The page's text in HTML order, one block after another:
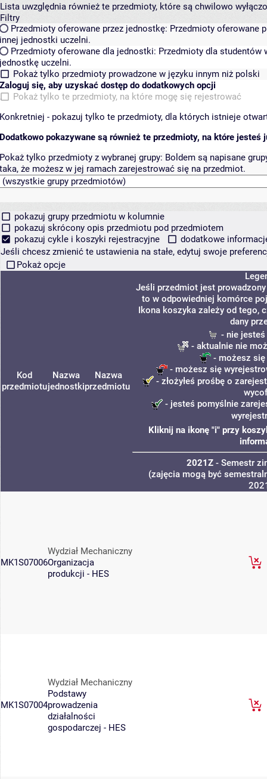
Lista uwzględnia również te przedmioty, które są chwilowo
Filtry
Przedmioty oferowane przez jednostkę: Przedmioty oferowane
innej jednostki uczelni.
Przedmioty oferowane dla jednostki: Przedmioty dla studentów
jednostkę uczelni.
Pokaż tylko przedmioty prowadzone w języku innym niż polski
Zaloguj się, aby uzyskać dostęp do dodatkowych opcji
Pokaż tylko te przedmioty, na które mogę się rejestrować
Konkretniej - pokazuj tylko te przedmioty, dla których istnieje
Dodatkowo pokazywane są również te przedmioty, na które jesteś
Pokaż tylko przedmioty z wybranej grupy: Boldem są napisane
taka, że możesz w jej ramach zarejestrować się na przedmiot.
pokazuj grupy przedmiotu w kolumnie
pokazuj skrócony opis przedmiotu pod przedmiotem
pokazuj cykle i koszyki rejestracyjne
dodatkowe
Jeśli chcesz zmienić te ustawienia na stałe, edytuj swoje
Pokaż opcje
Kod
przedmiotu
Nazwa
jednostki
Nazwa
przedmiotu
Jeśli przedmiot jest
to w odpowiedniej komórce
Ikona koszyka zależy od tego,
dany
- nie
- aktualnie nie
- możesz się
- możesz się
- złożyłeś prośbę o
- jesteś pomyślnie
Kliknij na ikonę "i" przy
2021Z - Semestr
(zajęcia mogą być
MK1S07006
Wydział Mechaniczny
Organizacja
produkcji - HES
MK1S07004
Wydział Mechaniczny
Podstawy
prowadzenia
działalności
gospodarczej - HES